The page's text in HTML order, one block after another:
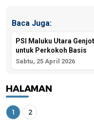
Baca Juga:
PSI Maluku Utara
untuk Perkokoh Basis
Sabtu, 25 April 2026
HALAMAN
1 2